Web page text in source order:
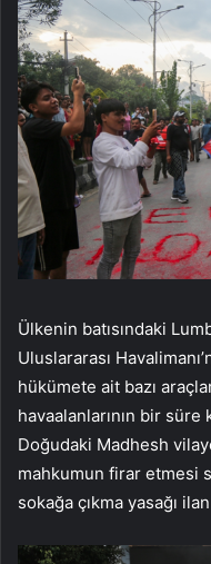
Ülkenin batısındaki
Uluslararası
hükümete ait bazı
havaalanlarının bir süre
Doğudaki Madhesh
mahkumun firar etmesi
sokağa çıkma yasağı